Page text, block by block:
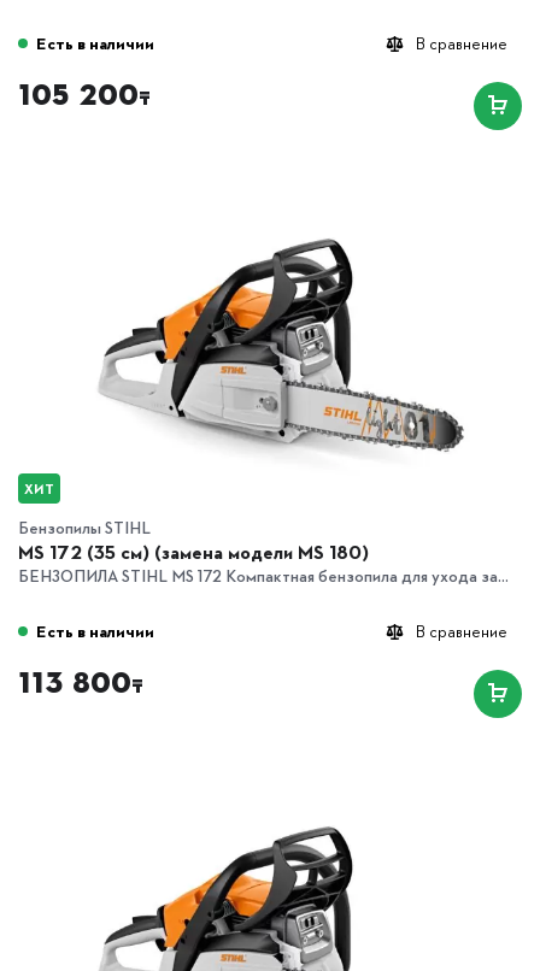
В сравнение
Есть в наличии
105 200₸
ХИТ
Бензопилы STIHL
MS 172 (35 см) (замена модели MS 180)
БЕНЗОПИЛА STIHL MS 172 Компактная бензопила для ухода за...
В сравнение
Есть в наличии
113 800₸